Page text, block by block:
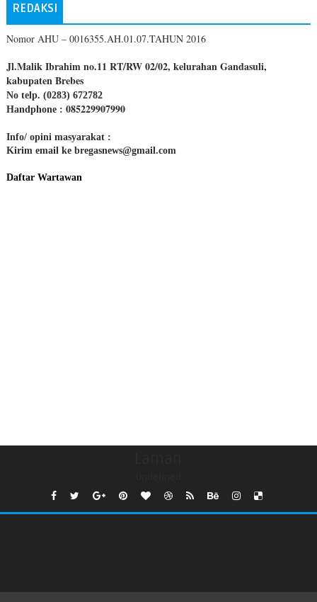
REDAKSI
Nomor AHU – 0016355.AH.01.07.TAHUN 2016
Jl.Malik Ibrahim no.11 RT/RW 02/02, kelurahan Gandasuli,
kabupaten Brebes
No telp. (0283) 672782
Handphone : 085229907990
Info/ opini masyarakat :
Kirim email ke bregasnews@gmail.com
Daftar Wartawan